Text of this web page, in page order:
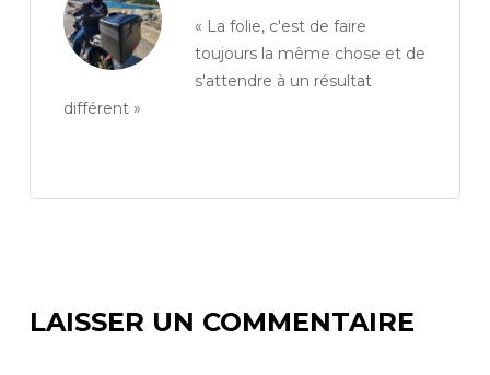
« La folie, c'est de faire
toujours la même chose et de
s'attendre à un résultat
différent »
LAISSER UN COMMENTAIRE